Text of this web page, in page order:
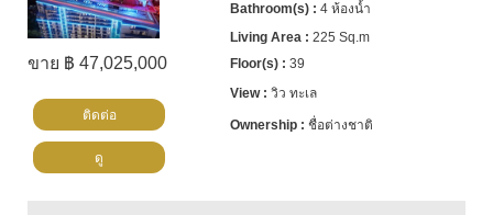
ขาย ฿ 47,025,000
4 ห้องน้ำ
225 Sq.m
39
วิว ทะเล
ชื่อต่างชาติ
ติดต่อ
ดู